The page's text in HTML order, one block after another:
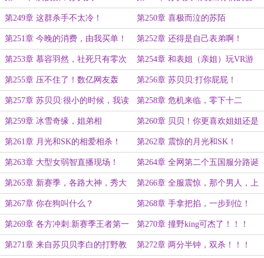
好！！！
第249章 这群杀手不太冷！ 第250章 喜极而泣的苏陌
第251章 今晚的消费，由我买单！ 第252章 还得是自己表弟啊！
第253章 慕容羽然，社死只有零次
和无数次！
第254章 和表姐（亲姐）玩VR游
戏？
第255章 压不住了！数亿网友轰
动，八岁苏帝被曝光！
第256章 苏贝贝:打你屁屁！
第257章 苏贝贝:很小的时候，我读
了72万本书！！！
第258章 危机来临，零下十二
度！！！
第259章 冰雪奇缘，姐弟相
认！！！
第260章 贝贝！你更喜欢姐姐还是
表姐？
第261章 月光和SK的相爱相杀！ 第262章 震惊的月光和SK！
第263章 大型女弱智直播现场！ 第264章 全网第二个五国服分路诞
生！！！
第265章 新赛季，各路大神，秀大
腿肌肉！
第266章 全服震惊，那个男人，上
线了！！！
第267章 你在狗叫什么？ 第268章 手拿把掐，一步到位！
第269章 各方冲刺:新赛季王者第一
人！
第270章 撞野king可杰了！！！
第271章 来自苏贝贝李白的打野教 第272章 两分半钟，双杀！！！